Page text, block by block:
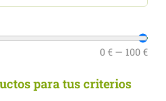
0 € — 100 €
para tus criterios